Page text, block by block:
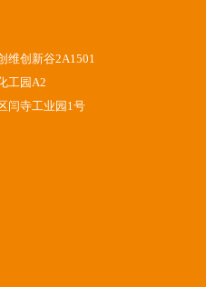
维创新谷2A1501
工园A2
闫寺工业园1号